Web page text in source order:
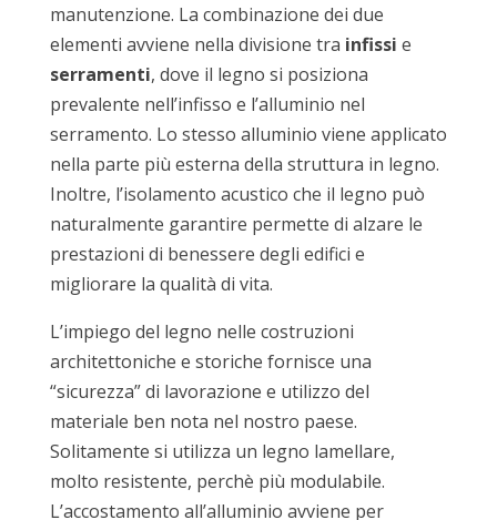
manutenzione. La combinazione dei due
elementi avviene nella divisione tra infissi e
serramenti, dove il legno si posiziona
prevalente nell’infisso e l’alluminio nel
serramento. Lo stesso alluminio viene applicato
nella parte più esterna della struttura in legno.
Inoltre, l’isolamento acustico che il legno può
naturalmente garantire permette di alzare le
prestazioni di benessere degli edifici e
migliorare la qualità di vita.
L’impiego del legno nelle costruzioni
architettoniche e storiche fornisce una
“sicurezza” di lavorazione e utilizzo del
materiale ben nota nel nostro paese.
Solitamente si utilizza un legno lamellare,
molto resistente, perchè più modulabile.
L’accostamento all’alluminio avviene per